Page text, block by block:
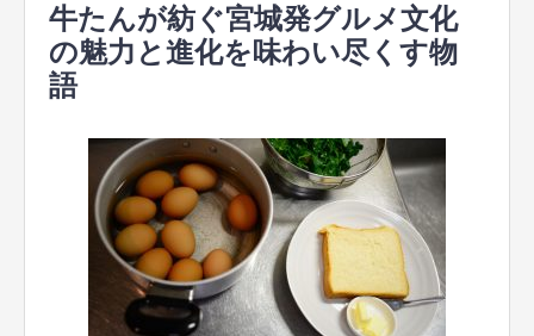
牛たんが紡ぐ宮城発グルメ文化
の魅力と進化を味わい尽くす物
語